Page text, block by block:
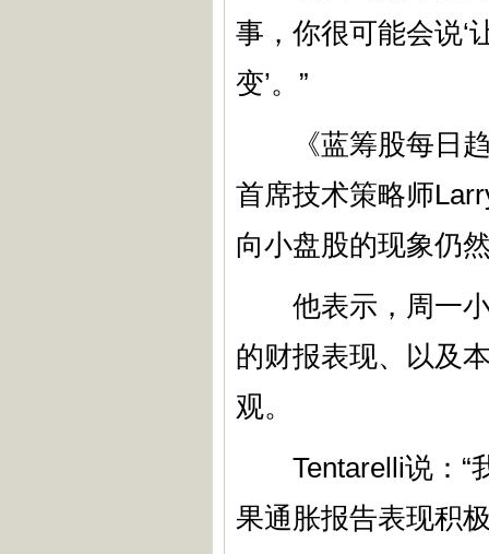
事，你很可能会说‘
变’。”
《蓝筹股每日趋
首席技术策略师
向小盘股的现象仍
他表示，周一小
的财报表现、以及
观。
Tentarelli说：“
果通胀报告表现积